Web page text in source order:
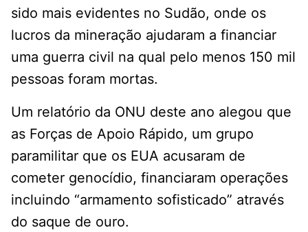
sido mais evidentes no Sudão, onde os
lucros da mineração ajudaram a financiar
uma guerra civil na qual pelo menos 150 mil
pessoas foram mortas.
Um relatório da ONU deste ano alegou que
as Forças de Apoio Rápido, um grupo
paramilitar que os EUA acusaram de
cometer genocídio, financiaram operações
incluindo “armamento sofisticado” através
do saque de ouro.